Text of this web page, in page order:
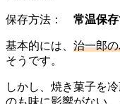
保存方法： 常温保
基本的には、 治一郎
そうです。
しかし、焼き菓子を
のも味に影響がない